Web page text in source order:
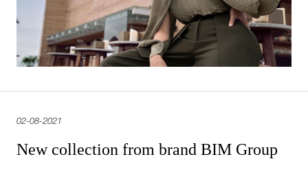
02-08-2021
New collection from brand BIM Group